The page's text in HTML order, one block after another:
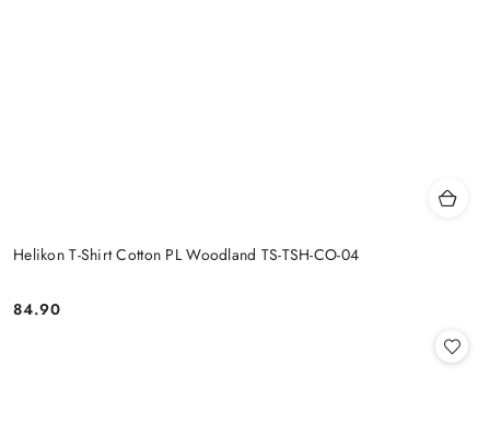
Helikon T-Shirt Cotton PL Woodland TS-TSH-CO-04
Cena:
84.90